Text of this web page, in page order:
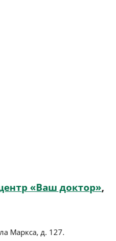
«Ваш доктор»,
Маркса, д. 127.